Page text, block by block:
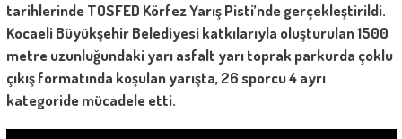
tarihlerinde TOSFED Körfez Yarış Pisti’nde gerçekleştirildi.
Kocaeli Büyükşehir Belediyesi katkılarıyla oluşturulan 1500
metre uzunluğundaki yarı asfalt yarı toprak parkurda çoklu
çıkış formatında koşulan yarışta, 26 sporcu 4 ayrı
kategoride mücadele etti.